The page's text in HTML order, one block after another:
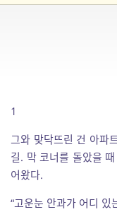
1
그와 맞닥뜨린 건 아파
길. 막 코너를 돌았을
어왔다.
“고운눈 안과가 어디 있